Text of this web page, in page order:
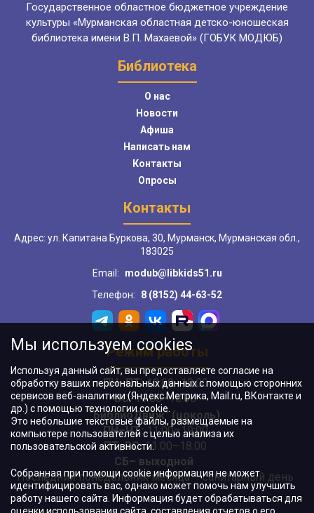
Государственное областное бюджетное учреждение
культуры «Мурманская областная детско-юношеская
библиотека имени В.П. Махаевой» (ГОБУК МОДЮБ)
Библиотека
О нас
Новости
Афиша
Написать нам
Контакты
Опросы
Контакты
Адрес: ул. Капитана Буркова, 30, Мурманск, Мурманская обл.,
183025
Email:
modub@libkids51.ru
Телефон:
8 (8152) 44-63-52
Режим работы
ПН–ПТ:10:00–18:00
ВС:11:00–18:00
"БиблиоДвиж" (цоколь):
ПН–ЧТ:11:00–19:00
ПТ, ВС:11:00–18:00
СБ– выходной
Последний понедельник месяца – санитарный день
Мы используем cookies
Используя данный сайт, вы предоставляете согласие на
обработку ваших персональных данных с помощью сторонних
сервисов веб-аналитики (Яндекс.Метрика, Mail.ru, ВКонтакте и
др.) с помощью технологии cookie.
Это небольшие текстовые файлы, размещаемые на
компьютере пользователей с целью анализа их
пользовательской активности.
Собранная при помощи cookie информация не может
идентифицировать вас, однако может помочь нам улучшить
работу нашего сайта. Информация будет обрабатываться для